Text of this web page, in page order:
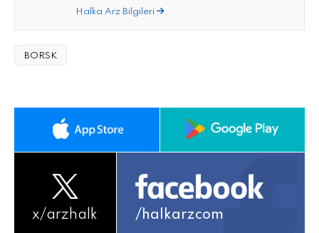
Halka Arz Bilgileri
BORSK
x/arzhalk /halkarzcom